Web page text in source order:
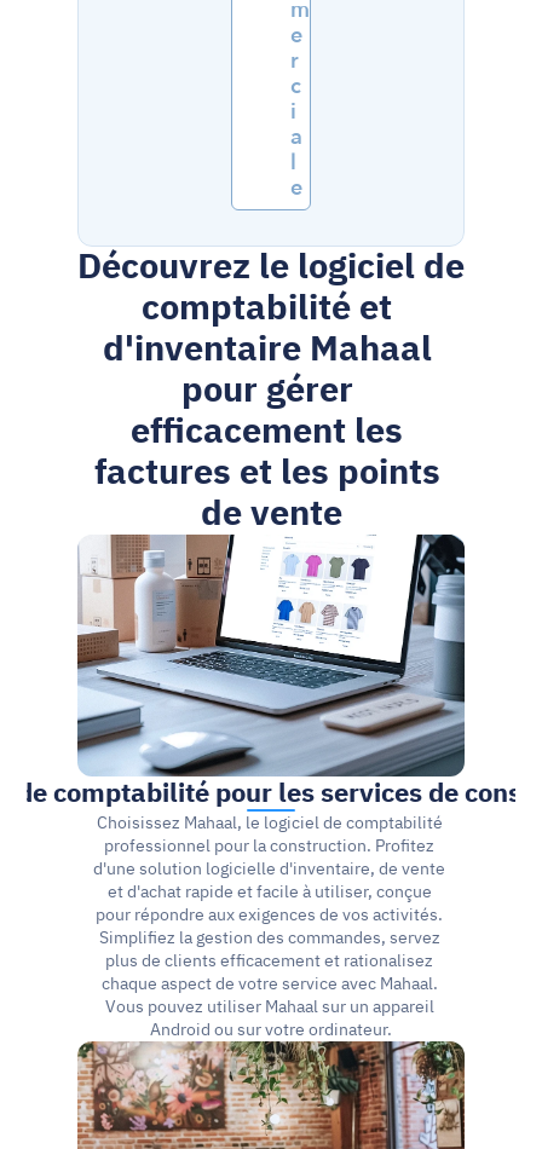
m
e
r
c
i
a
l
e
Découvrez le logiciel de
comptabilité et
d'inventaire Mahaal
pour gérer
efficacement les
factures et les points
de vente
de comptabilité pour les services de
Choisissez Mahaal, le logiciel de comptabilité
professionnel pour la construction. Profitez
d'une solution logicielle d'inventaire, de vente
et d'achat rapide et facile à utiliser, conçue
pour répondre aux exigences de vos activités.
Simplifiez la gestion des commandes, servez
plus de clients efficacement et rationalisez
chaque aspect de votre service avec Mahaal.
Vous pouvez utiliser Mahaal sur un appareil
Android ou sur votre ordinateur.